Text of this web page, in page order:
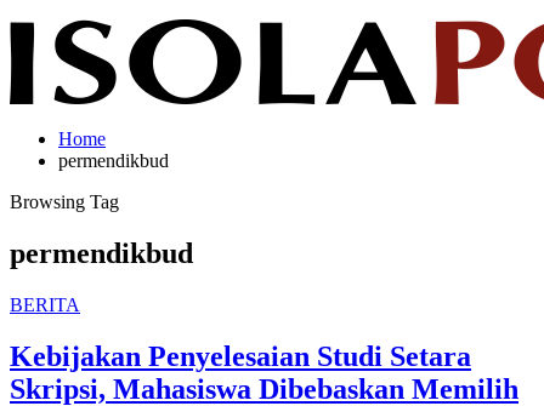
Home
permendikbud
Browsing Tag
permendikbud
BERITA
Kebijakan Penyelesaian Studi Setara
Skripsi, Mahasiswa Dibebaskan Memilih